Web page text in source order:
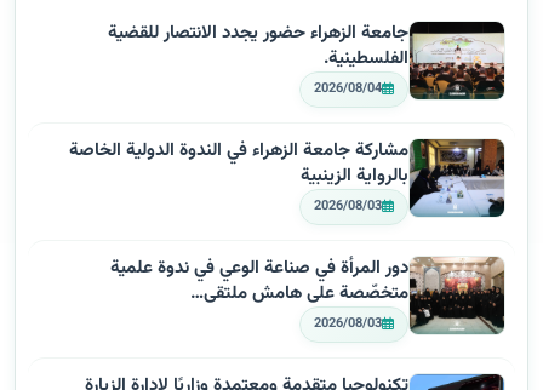
جامعة الزهراء حضور يجدد الانتصار للقضية
الفلسطينية.
2026/08/04
مشاركة جامعة الزهراء في الندوة الدولية الخاصة
بالرواية الزينبية
2026/08/03
دور المرأة في صناعة الوعي في ندوة علمية
متخصّصة على هامش ملتقى…
2026/08/03